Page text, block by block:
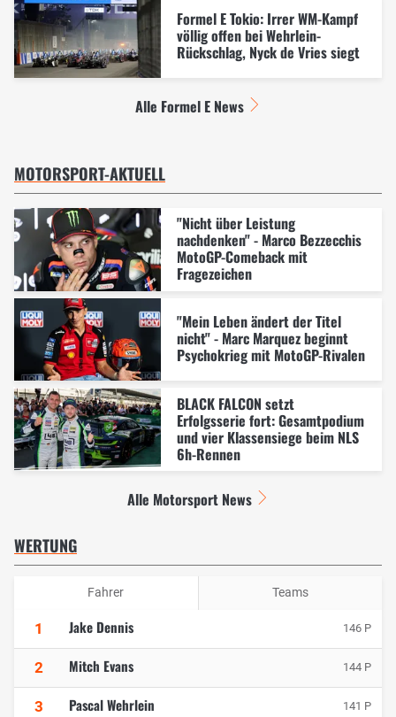
Formel E Tokio: Irrer WM-Kampf
völlig offen bei Wehrlein-
Rückschlag, Nyck de Vries siegt
Alle Formel E News
MOTORSPORT-AKTUELL
"Nicht über Leistung
nachdenken" - Marco Bezzecchis
MotoGP-Comeback mit
Fragezeichen
"Mein Leben ändert der Titel
nicht" - Marc Marquez beginnt
Psychokrieg mit MotoGP-Rivalen
BLACK FALCON setzt
Erfolgsserie fort: Gesamtpodium
und vier Klassensiege beim NLS
6h-Rennen
Alle Motorsport News
WERTUNG
Fahrer Teams
1 Jake Dennis 146 P
2 Mitch Evans 144 P
3 Pascal Wehrlein 141 P